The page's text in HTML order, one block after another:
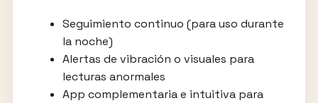
Seguimiento continuo (para uso durante
la noche)
Alertas de vibración o visuales para
lecturas anormales
App complementaria e intuitiva para